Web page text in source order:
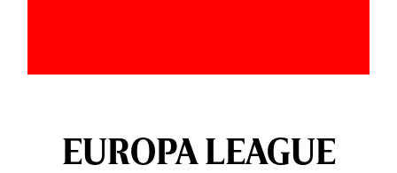
EUROPA LEAGUE